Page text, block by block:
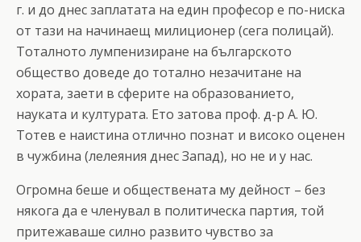
г. и до днес заплатата на един професор е по-ниска
от тази на начинаещ милиционер (сега полицай).
Тоталното лумпенизиране на българското
общество доведе до тотално незачитане на
хората, заети в сферите на образованието,
науката и културата. Ето затова проф. д-р А. Ю.
Тотев е наистина отлично познат и високо оценен
в чужбина (лелеяния днес Запад), но не и у нас.
Огромна беше и обществената му дейност – без
някога да е членувал в политическа партия, той
притежаваше силно развито чувство за